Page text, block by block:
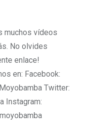
muchos vídeos
No olvides
enlace!
en: Facebook:
Twitter:
Instagram: